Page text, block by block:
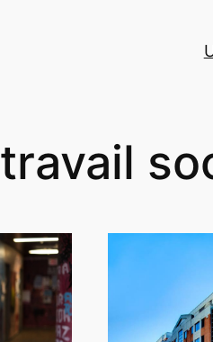
travail